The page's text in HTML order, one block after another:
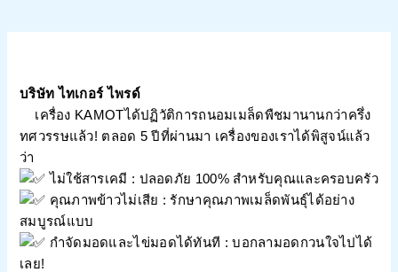
บริษัท ไทเกอร์ ไพรด์
เครื่อง KAMOTได้ปฏิวัติการถนอมเมล็ดพืชมานานกว่าครึ่ง
ทศวรรษแล้ว! ตลอด 5 ปีที่ผ่านมา เครื่องของเราได้พิสูจน์แล้ว
ว่า
ไม่ใช้สารเคมี : ปลอดภัย 100% สำหรับคุณและครอบครัว
คุณภาพข้าวไม่เสีย : รักษาคุณภาพเมล็ดพันธุ์ได้อย่าง
สมบูรณ์แบบ
กำจัดมอดและไข่มอดได้ทันที : บอกลามอดกวนใจไปได้
เลย!